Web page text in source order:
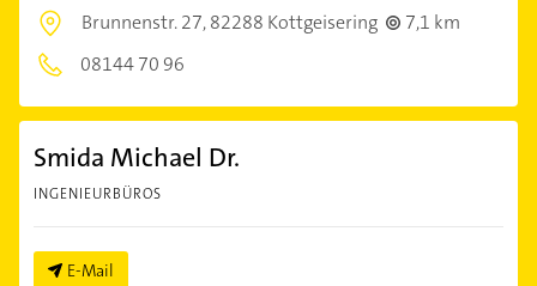
Brunnenstr. 27,82288 Kottgeisering
7,1 km
08144 70 96
Smida Michael Dr.
INGENIEURBÜROS
E-Mail